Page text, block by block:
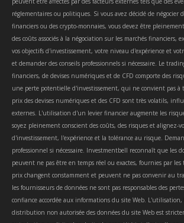
réglementaires ou politiques. Si vous avez décidé de négocier
financiers ou des crypto-monnaies, vous devez être
des coûts associés à la négociation sur les marchés financiers,
vos objectifs d'investissement, votre niveau d'expérience et
et demander des conseils professionnels si nécessaire. Le
financiers, de devises numériques et de CFD comporte des
une perte potentielle d'investissement, qui ne convient pas à
prix des devises numériques et des CFD sont très volatils,
externes. L'utilisation d'un levier financier augmente les
soyez pleinement conscient des coûts, des risques et alignez-
d'investissement, l'expérience et la tolérance au risque.
professionnel si nécessaire. Investmentbell reconnaît que les
peuvent ne pas être en temps réel ou exactes, fournies par les
prix changent constamment et peuvent ne pas convenir au
les fournisseurs de données ne sont pas responsables des
confiance accordée aux informations du site Web.
distribution non autorisée des données du site Web est